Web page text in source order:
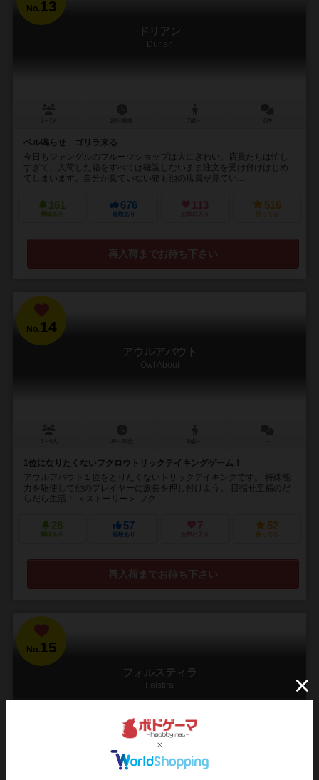
No.13
ドリアン
Durian
ベル鳴らせ ゴリラ来る
今日もジャングルのフルーツショップは大にぎわい。店員たちは忙し
すぎて、入荷した箱をすべては確認しないまま注文を受け付けはじめ
てしまいます。自分が見ていない箱も他の店員が見てい...
161
興味あり
676
経験あり
113
お気に入り
516
持ってる
再入荷までお待ち下さい
No.14
アウルアバウト
Owl About
1位になりたくないフクロウトリックテイキングゲーム！
アウルアバウト１位をとりたくないトリックテイキングです。 特殊能
力を駆使して他のプレイヤーに族長を押し付けよう。 目指せ至福のだ
らだら生活！ ＜ストーリー＞ フク...
28
興味あり
57
経験あり
7
お気に入り
52
持ってる
再入荷までお待ち下さい
No.15
フォルスティラ
Falstira
5～15分 8歳～